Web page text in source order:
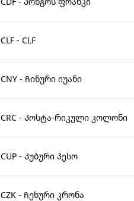
CLF - CLF
CNY - Ჩინური იუანი
CRC - Კოსტა-რიკული კოლონი
CUP - Კუბური პესო
CZK - Ჩეხური კრონა